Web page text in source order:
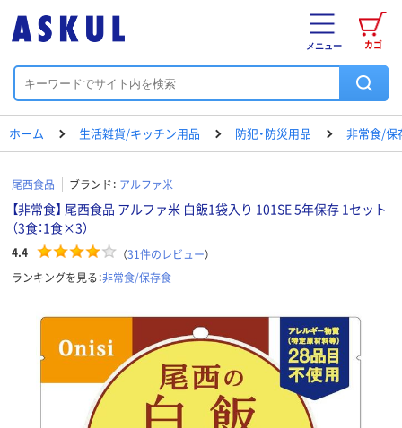
カゴ
メニュー
ホーム 生活雑貨/キッチン用品 防犯・防災用品 非常食/保
尾西食品 ブランド： アルファ米
【非常食】 尾西食品 アルファ米 白飯1袋入り 101SE 5年保存 1セット
（3食：1食×3）
4.4 （31件のレビュー）
ランキングを見る：非常食/保存食